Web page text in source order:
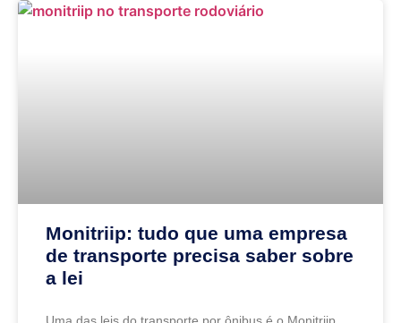
Monitriip: tudo que uma empresa
de transporte precisa saber sobre
a lei